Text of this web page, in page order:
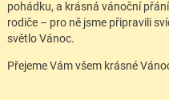
pohádku, a krásná vánoční
rodiče – pro ně jsme připravili
světlo Vánoc.
Přejeme Vám všem krásné